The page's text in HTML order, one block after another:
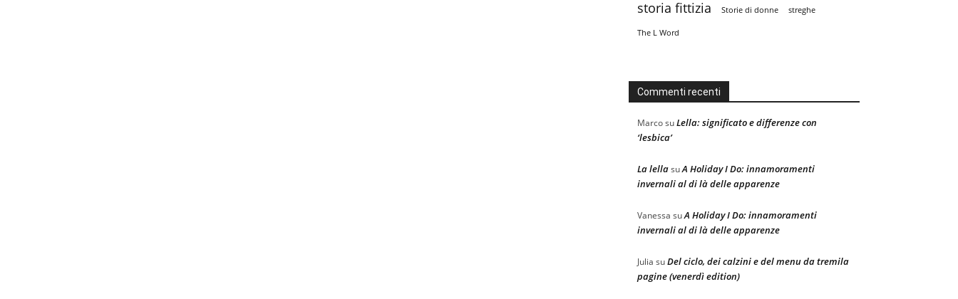
storia fittizia Storie di donne streghe
The L Word
Commenti recenti
MarcosuLella: significato e differenze con
‘lesbica’
La lellasuA Holiday I Do: innamoramenti
invernali al di là delle apparenze
Vanessa suA Holiday I Do: innamoramenti
invernali al di là delle apparenze
Julia suDel ciclo, dei calzini e del menu da tremila
pagine (venerdì edition)